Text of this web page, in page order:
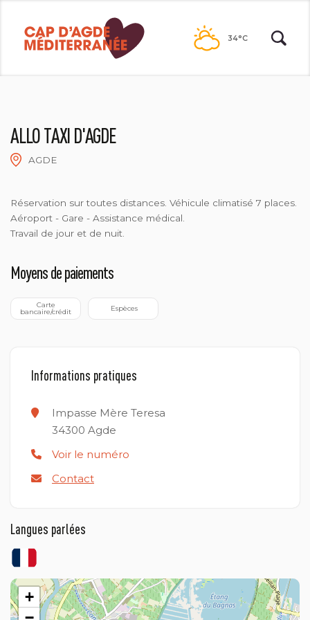
contenu
34°C
ALLO TAXI D'AGDE
AGDE
Réservation sur toutes distances. Véhicule climatisé 7 places.
Aéroport - Gare - Assistance médical.
Travail de jour et de nuit.
Moyens de paiements
bancaire/crédit Espèces
Informations pratiques
Impasse Mère Teresa
34300 Agde
Voir le numéro
Contact
Langues parlées
+